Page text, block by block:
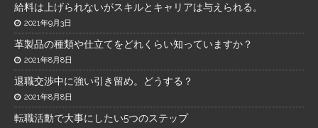
給料は上げられないがスキルとキャリアは与えられる。
2021年9月3日
革製品の種類や仕立てをどれくらい知っていますか？
2021年8月8日
退職交渉中に強い引き留め。どうする？
2021年8月8日
転職活動で大事にしたい5つのステップ